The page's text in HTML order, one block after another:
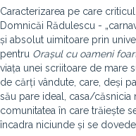
Caracterizarea pe care
Domnicăi Rădulescu -
și absolut uimitoare prin
pentru Orașul cu oameni
viața unei scriitoare de mare
de cărți vândute, care, deși
său pare ideal, casa/căsnicia
comunitatea în care trăiește
încadra niciunde și se